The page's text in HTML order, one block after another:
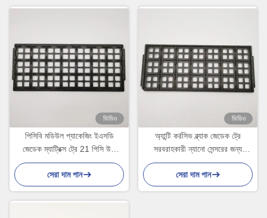
ভিডিও
পিসিবি মডিউল প্যাকেজিং ইএসডি
জেডেক ম্যাট্রিক্স ট্রে 21 পিসি উচ্চ
তাপমাত্রা প্রতিরোধী
সেরা দাম পান
ভিডিও
অ্যান্টি কর্রসিভ ব্ল্যাক জেডেক ট্রে
সরবরাহকারী ন্যানো সেন্সরের জন্য
সাইকেল লোড হচ্ছে
সেরা দাম পান